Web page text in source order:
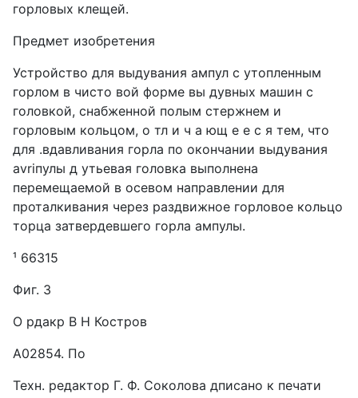
горловых клещей.
Предмет изобретения
Устройство для выдувания ампул с утопленным
горлом в чисто вой форме вы дувных машин с
головкой, снабженной полым стержнем и
горловым кольцом, о тл и ч а ющ е е с я тем, что
для .вдавливания горла по окончании выдувания
avriпулы д утьевая головка выполнена
перемещаемой в осевом направлении для
проталкивания через раздвижное горловое кольцо
торца затвердевшего горла ампулы.
¹ 66315
Фиг. 3
О рдакр В Н Костров
А02854. По
Техн. редактор Г. Ф. Соколова дписано к печати